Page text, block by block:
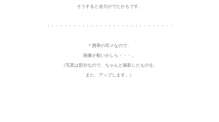
そうすると迫力がでたかもです。
・・・・・・・・・・・・・・・・・・・・・・・・・・・・・
＊携帯の写メなので、
画像が粗いかしら・・・。
（写真は部分なので、ちゃんと撮影したものを、
また、アップします。）